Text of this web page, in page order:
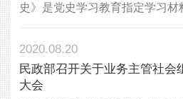
史》是党史学习教育指定学习材
2020.08.20
民政部召开关于业务主管社会
大会